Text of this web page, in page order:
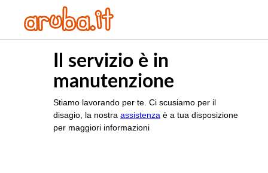
Il servizio è in
manutenzione
Stiamo lavorando per te. Ci scusiamo per il
disagio, la nostra assistenza è a tua disposizione
per maggiori informazioni